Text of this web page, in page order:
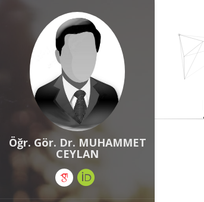
Öğr. Gör. Dr. MUHAMMET
CEYLAN